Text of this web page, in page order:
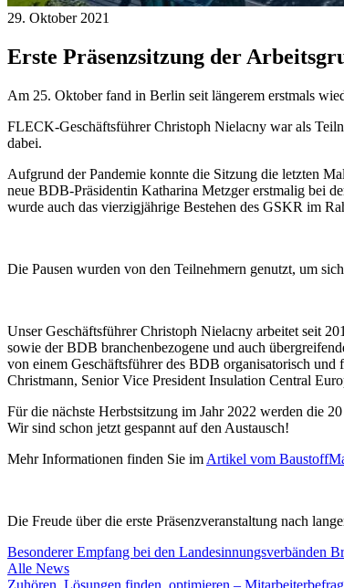
29. Oktober 2021
Erste Präsenzsitzung der
Am 25. Oktober fand in Berlin seit längerem erstmals
FLECK-Geschäftsführer Christoph Nielacny war als
dabei.
Aufgrund der Pandemie konnte die Sitzung die letzten
neue BDB-Präsidentin Katharina Metzger erstmalig bei
wurde auch das vierzigjährige Bestehen des GSKR im
Die Pausen wurden von den Teilnehmern genutzt, um
Unser Geschäftsführer Christoph Nielacny arbeitet seit
sowie der BDB branchenbezogene und auch
von einem Geschäftsführer des BDB organisatorisch
Christmann, Senior Vice President Insulation Central
Für die nächste Herbstsitzung im Jahr 2022 werden die
Wir sind schon jetzt gespannt auf den Austausch!
Mehr Informationen finden Sie im Artikel vom
Die Freude über die erste Präsenzveranstaltung nach
Besonderer Empfang bei den Landesinnungsverbänden
Alle News
Zuhören, Lösungen finden, optimieren –